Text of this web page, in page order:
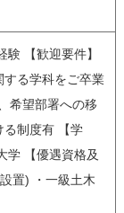
験 【歓迎要件】
る学科をご卒業
希望部署への移
る制度有 【学
学 【優遇資格及
置) ・一級土木